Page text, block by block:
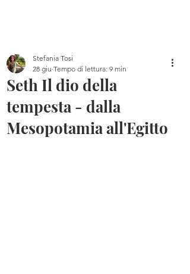
Seth Il dio della
tempesta - dalla
Mesopotamia all'Egitto
Stefania Tosi
28 giu Tempo di lettura: 9 min